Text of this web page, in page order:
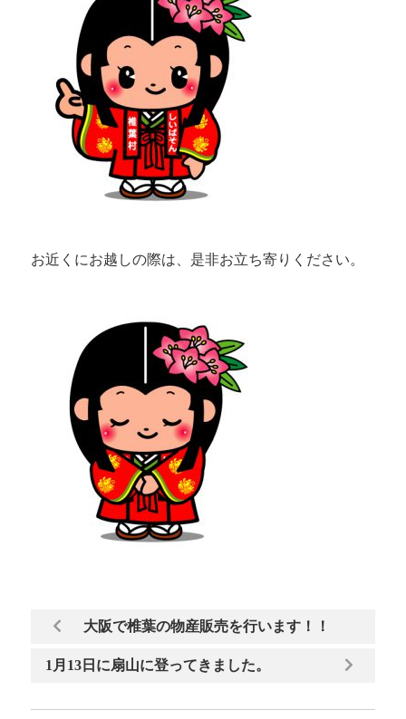
お近くにお越しの際は、是非お立ち寄りください。
大阪で椎葉の物産販売を行います！！
1月13日に扇山に登ってきました。